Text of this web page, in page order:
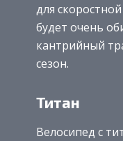
для
будет очень
кантрийный
сезон.
Титан
Велосипед с